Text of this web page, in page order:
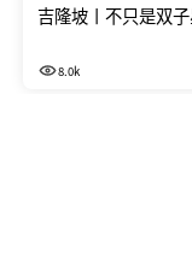
吉隆坡丨不只是双
8.0k